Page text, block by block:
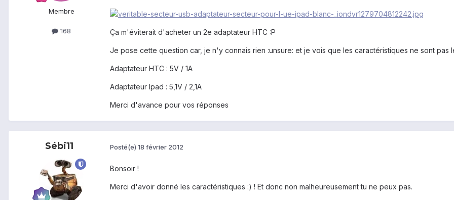
Membre
168 Ça m'éviterait d'acheter un 2e adaptateur HTC :P
Je pose cette question car, je n'y connais rien :unsure: et je vois que les caractéristiques ne sont pas
Adaptateur HTC : 5V / 1A
Adaptateur Ipad : 5,1V / 2,1A
Merci d'avance pour vos réponses
Sébi11 Posté(e) 18 février 2012
Bonsoir !
Merci d'avoir donné les caractéristiques :) ! Et donc non malheureusement tu ne peux pas.